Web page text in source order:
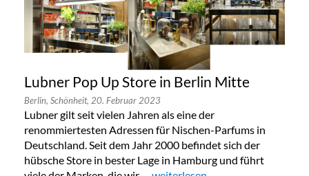
Lubner Pop Up Store in Berlin Mitte
Berlin, Schönheit, 20. Februar 2023
Lubner gilt seit vielen Jahren als eine der
renommiertesten Adressen für Nischen-Parfums in
Deutschland. Seit dem Jahr 2000 befindet sich der
hübsche Store in bester Lage in Hamburg und führt